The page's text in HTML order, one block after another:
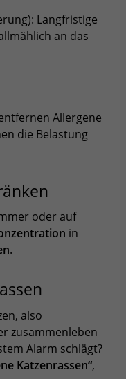
Langfristige
an das
Allergene
die Belastung
oder auf
in
.
also
zusammenleben
Alarm schlägt?
Katzenrassen“,